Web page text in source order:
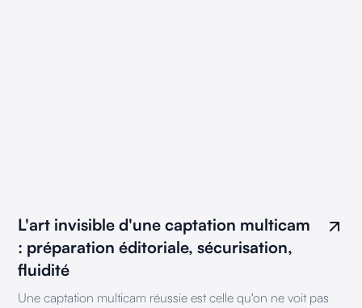
L'art invisible d'une captation multicam
: préparation éditoriale, sécurisation,
fluidité
Une captation multicam réussie est celle qu'on ne voit pas